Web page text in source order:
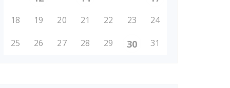
18 19 20 21 22 23 24
25 26 27 28 29 30 31